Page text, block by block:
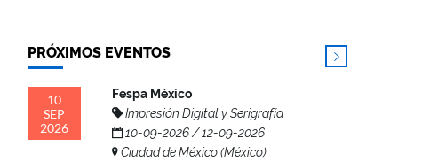
PRÓXIMOS EVENTOS
10
SEP
2026
Fespa México
Impresión Digital y Serigrafía
10-09-2026 / 12-09-2026
Ciudad de México (México)